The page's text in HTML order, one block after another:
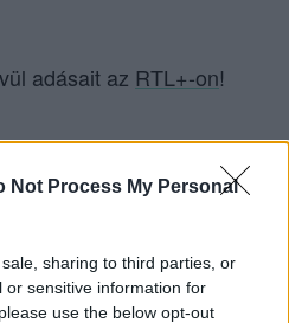
Not Process My Personal
sharing to third parties, or
or sensitive information for
use the below opt-out
adásait az RTL+-on!